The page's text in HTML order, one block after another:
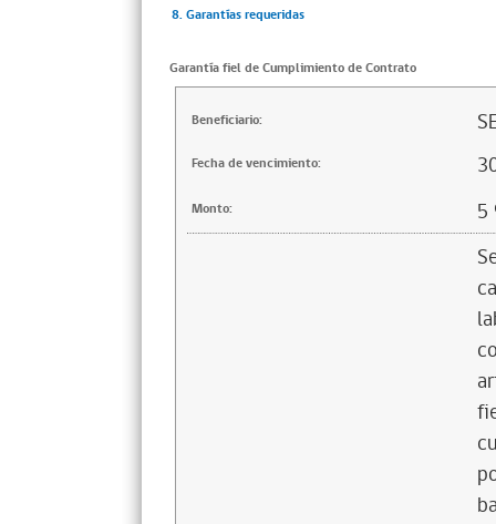
8. Garantías requeridas
Garantía fiel de Cumplimiento de Contrato
Beneficiario:
Fecha de vencimiento:
Monto: 5